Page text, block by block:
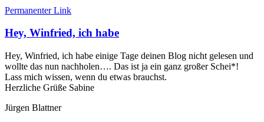
Permanenter Link
Hey, Winfried, ich habe
Hey, Winfried, ich habe einige Tage deinen Blog nicht gelesen und
wollte das nun nachholen…. Das ist ja ein ganz großer Schei*!
Lass mich wissen, wenn du etwas brauchst.
Herzliche Grüße Sabine
Jürgen Blattner